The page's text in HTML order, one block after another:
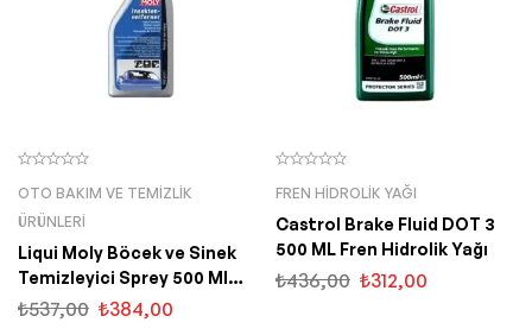
OTO BAKIM VE TEMIZLIK
ÜRÜNLERI
Liqui Moly Böcek ve Sinek
Temizleyici Sprey 500 Ml
(1543)
₺537,00 ₺384,00
FREN HIDROLIK YAĞI
Castrol Brake Fluid DOT 3
500 ML Fren Hidrolik Yağı
₺436,00 ₺312,00